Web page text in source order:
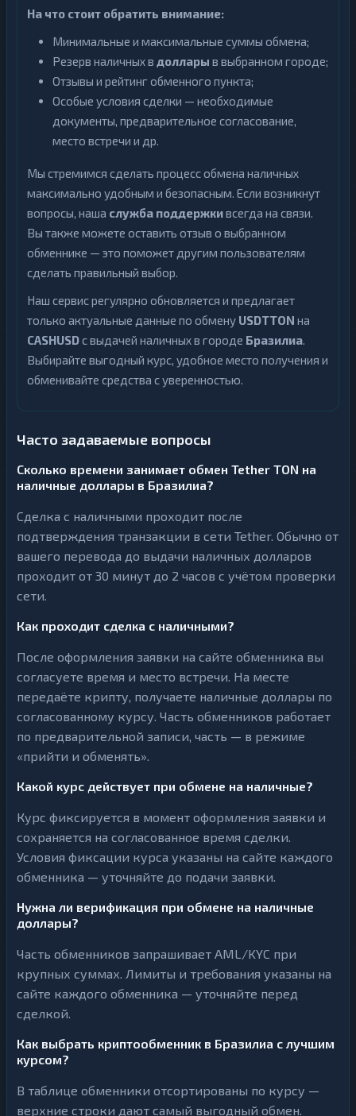
На что стоит обратить внимание:
Минимальные и максимальные суммы обмена;
Резерв наличных в доллары в выбранном городе;
Отзывы и рейтинг обменного пункта;
Особые условия сделки — необходимые
документы, предварительное согласование,
место встречи и др.
Мы стремимся сделать процесс обмена наличных
максимально удобным и безопасным. Если возникнут
вопросы, наша служба поддержкивсегда на связи.
Вы также можете оставить отзыв о выбранном
обменнике — это поможет другим пользователям
сделать правильный выбор.
Наш сервис регулярно обновляется и предлагает
только актуальные данные по обмену USDTTON на
CASHUSDс выдачей наличных в городе Бразилиа.
Выбирайте выгодный курс, удобное место получения и
обменивайте средства с уверенностью.
Часто задаваемые вопросы
Сколько времени занимает обмен Tether TON на
наличные доллары в Бразилиа?
Сделка с наличными проходит после
подтверждения транзакции в сети Tether. Обычно от
вашего перевода до выдачи наличных долларов
проходит от 30 минут до 2 часов с учётом проверки
сети.
Как проходит сделка с наличными?
После оформления заявки на сайте обменника вы
согласуете время и место встречи. На месте
передаёте крипту, получаете наличные доллары по
согласованному курсу. Часть обменников работает
по предварительной записи, часть — в режиме
«прийти и обменять».
Какой курс действует при обмене на наличные?
Курс фиксируется в момент оформления заявки и
сохраняется на согласованное время сделки.
Условия фиксации курса указаны на сайте каждого
обменника — уточняйте до подачи заявки.
Нужна ли верификация при обмене на наличные
доллары?
Часть обменников запрашивает AML/KYC при
крупных суммах. Лимиты и требования указаны на
сайте каждого обменника — уточняйте перед
сделкой.
Как выбрать криптообменник в Бразилиа с лучшим
курсом?
В таблице обменники отсортированы по курсу —
верхние строки дают самый выгодный обмен.